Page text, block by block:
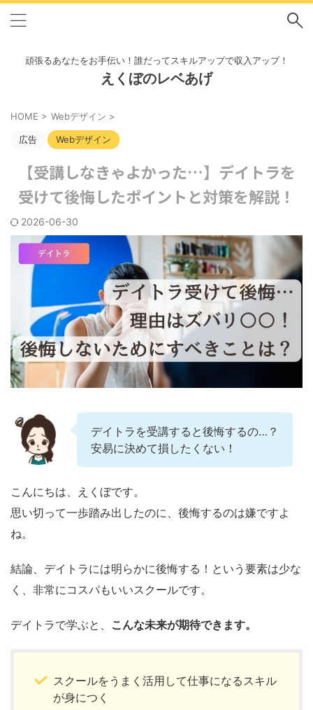
頑張るあなたをお手伝い！誰だってスキルアップで収入アップ！
えくぼのレベあげ
HOME > Webデザイン >
広告 Webデザイン
【受講しなきゃよかった…】デイトラを
受けて後悔したポイントと対策を解説！
2026-06-30
デイトラを受講すると後悔するの…？
安易に決めて損したくない！
こんにちは、えくぼです。
思い切って一歩踏み出したのに、後悔するのは嫌ですよ
ね。
結論、デイトラには明らかに後悔する！という要素は少な
く、非常にコスパもいいスクールです。
デイトラで学ぶと、 こんな未来が期待できます。
スクールをうまく活用して仕事になるスキル
が身につく